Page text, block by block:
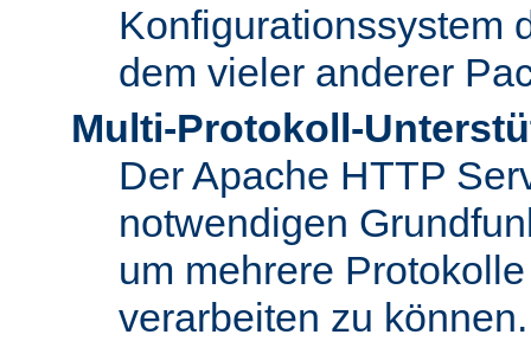
Konfigurationssystem
dem vieler anderer
Multi-Protokoll-
Der Apache HTTP
notwendigen
um mehrere
verarbeiten zu